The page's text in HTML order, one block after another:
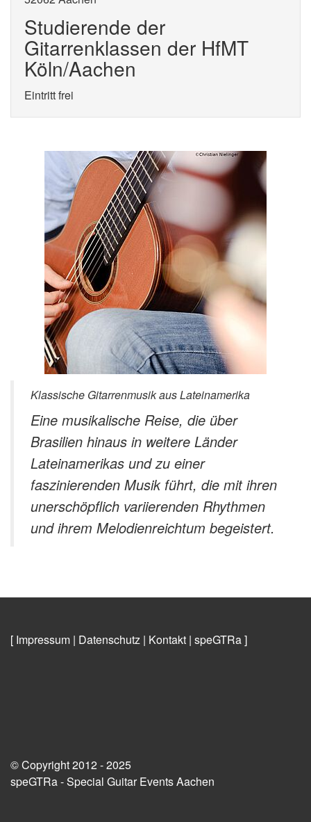
Studierende der
Gitarrenklassen der HfMT
Köln/Aachen
Eintritt frei
Klassische Gitarrenmusik aus Lateinamerika
Eine musikalische Reise, die über
Brasilien hinaus in weitere Länder
Lateinamerikas und zu einer
faszinierenden Musik führt, die mit ihren
unerschöpflich variierenden Rhythmen
und ihrem Melodienreichtum begeistert.
[ Impressum | Datenschutz | Kontakt | speGTRa]
© Copyright 2012 - 2025
speGTRa - Special Guitar Events Aachen